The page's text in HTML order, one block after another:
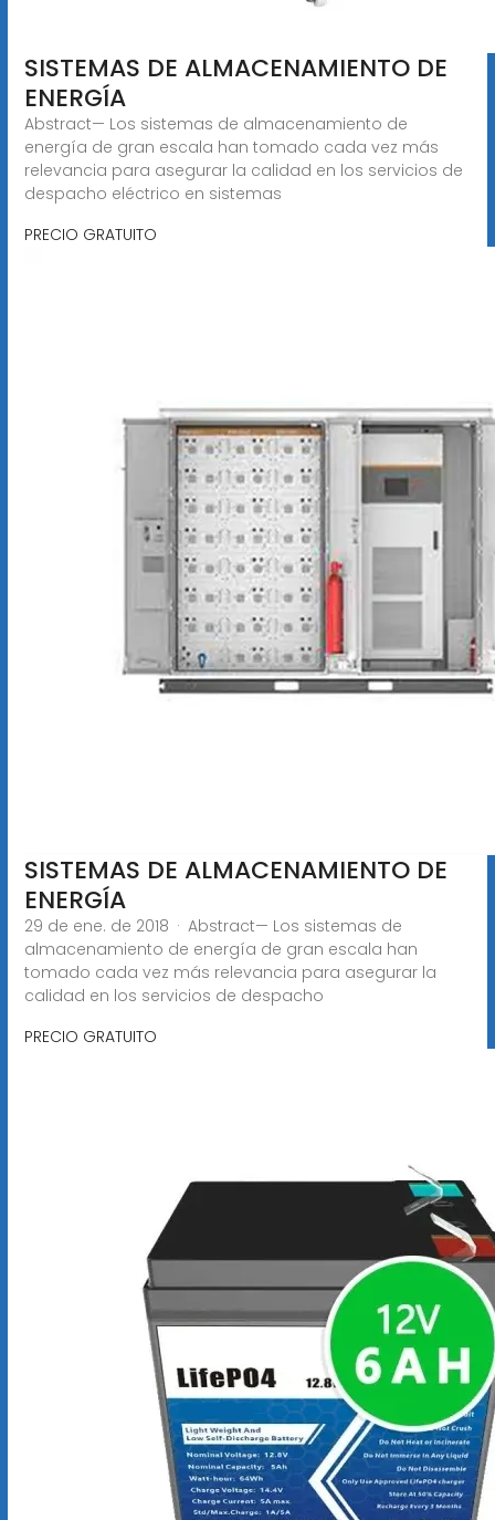
SISTEMAS DE ALMACENAMIENTO DE
ENERGÍA
Abstract— Los sistemas de almacenamiento de
energía de gran escala han tomado cada vez más
relevancia para asegurar la calidad en los servicios de
despacho eléctrico en sistemas
PRECIO GRATUITO
SISTEMAS DE ALMACENAMIENTO DE
ENERGÍA
29 de ene. de 2018 · Abstract— Los sistemas de
almacenamiento de energía de gran escala han
tomado cada vez más relevancia para asegurar la
calidad en los servicios de despacho
PRECIO GRATUITO